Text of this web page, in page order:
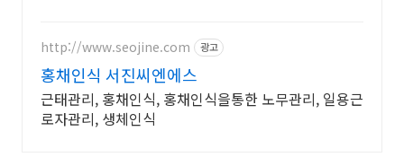
http://www.seojine.com 광고
홍채인식 서진씨엔에스
근태관리, 홍채인식, 홍채인식을통한 노무관리, 일용근
로자관리, 생체인식